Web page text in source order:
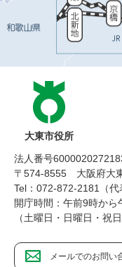
大東市役所
法人番号
〒574-8555 大阪府大
Tel：072-872-2181（代
開庁時間：午前9時から
（土曜日・日曜日・祝
メールでのお問い